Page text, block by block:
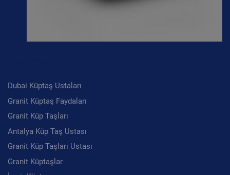
Dubai Küptaş Ustaları
Granit Küptaş Faydaları
Granit Küp Taşları
Antalya Küp Taş Ustası
Granit Küp Taşları Ustası
Granit Küptaşlar